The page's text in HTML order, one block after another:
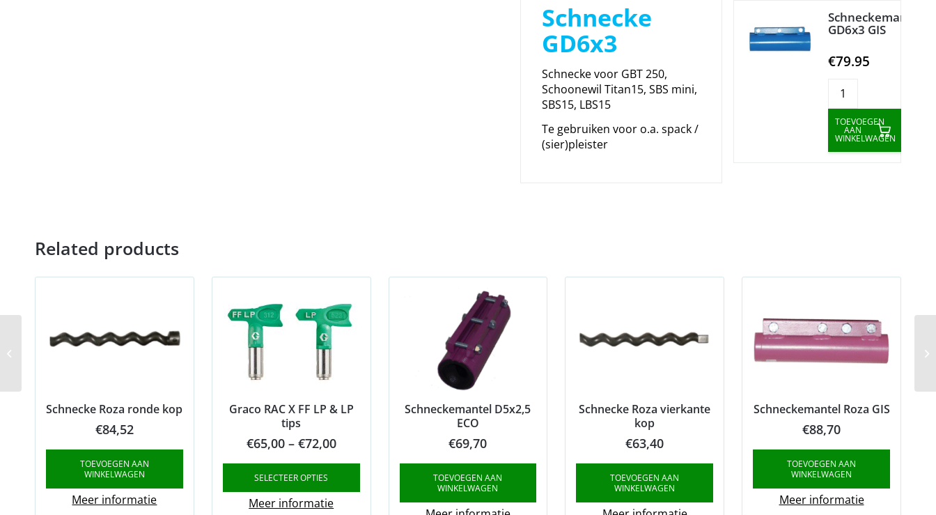
Schnecke
GD6x3
Schnecke voor GBT 250,
Schoonewil Titan15, SBS mini,
SBS15, LBS15
Te gebruiken voor o.a. spack /
(sier)pleister
Schneckemantel
GD6x3 GIS
€79.95
TOEVOEGEN
AAN
WINKELWAGEN
Related products
Schnecke Roza ronde kop
€84,52
TOEVOEGEN AAN
WINKELWAGEN
Meer informatie
Graco RAC X FF LP & LP
tips
€65,00 – €72,00Price
range:
SELECTEER OPTIES
Meer informatie
Schneckemantel D5x2,5
ECO
€69,70
TOEVOEGEN AAN
WINKELWAGEN
Schnecke Roza vierkante
kop
€63,40
TOEVOEGEN AAN
WINKELWAGEN
Schneckemantel Roza GIS
€88,70
TOEVOEGEN AAN
WINKELWAGEN
Meer informatie
Schneckemantel